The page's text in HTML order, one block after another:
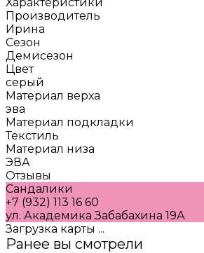
Производитель
Ирина
Сезон
Демисезон
Цвет
серый
Материал верха
эва
Материал подкладки
Текстиль
Материал низа
ЭВА
Отзывы
Сандалики
+7 (932) 113 16 60
ул. Академика Забабахина 19А
Загрузка карты ...
Ранее вы смотрели